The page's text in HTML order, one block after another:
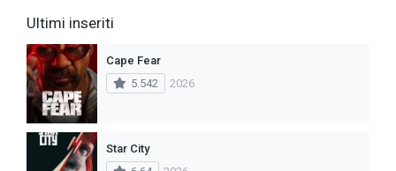
Ultimi inseriti
Cape Fear
5.542
2026
Star City